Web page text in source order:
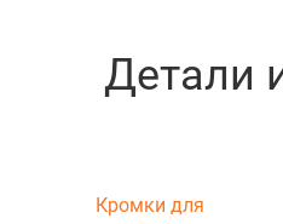
Детали
Кромки для